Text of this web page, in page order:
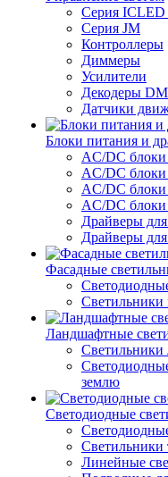
Серия ICLED
Серия JM
Контроллеры
Диммеры
Усилители
Декодеры
Датчики
Блоки питания и
AC/DC
AC/DC
AC/DC
AC/DC
Драйверы
Драйверы
Фасадные
Светильники
Ландшафтные
Светильники
землю
Светодиодные
Светильники
Линейные